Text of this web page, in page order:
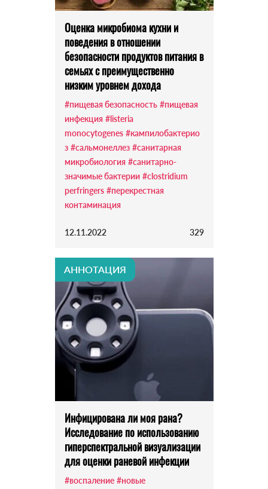
Оценка микробиома кухни и
поведения в отношении
безопасности продуктов питания в
семьях с преимущественно
низким уровнем дохода
#пищевая безопасность #пищевая
инфекция #listeria
monocytogenes #кампилобактерио
з #сальмонеллез #санитарная
микробиология #санитарно-
значимые бактерии #clostridium
perfringers #перекрестная
контаминация
12.11.2022 329
АННОТАЦИЯ
Инфицирована ли моя рана?
Исследование по использованию
гиперспектральной визуализации
для оценки раневой инфекции
#воспаление #новые